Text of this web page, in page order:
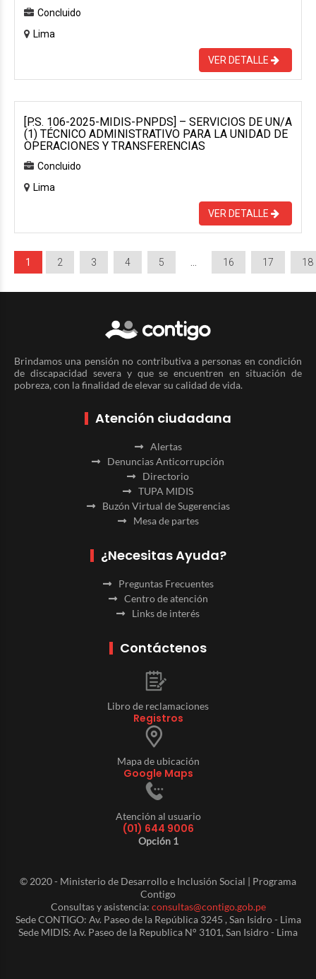
Concluido
Lima
VER DETALLE
[P.S. 106-2025-MIDIS-PNPDS] – SERVICIOS DE UN/A
(1) TÉCNICO ADMINISTRATIVO PARA LA UNIDAD DE
OPERACIONES Y TRANSFERENCIAS
Concluido
Lima
VER DETALLE
1 2 3 4 5 16 17 18
Brindamos una pensión no contributiva a personas en condición
de discapacidad severa y que se encuentren en situación de
pobreza, con la finalidad de elevar su calidad de vida.
Atención ciudadana
Alertas
Denuncias Anticorrupción
Directorio
TUPA MIDIS
Buzón Virtual de Sugerencias
Mesa de partes
¿Necesitas Ayuda?
Preguntas Frecuentes
Centro de atención
Links de interés
Contáctenos
Libro de reclamaciones
Registros
Mapa de ubicación
Google Maps
Atención al usuario
(01) 644 9006
Opción 1
© 2020 - Ministerio de Desarrollo e Inclusión Social | Programa
Contigo
Consultas y asistencia: consultas@contigo.gob.pe
Sede CONTIGO: Av. Paseo de la República 3245 , San Isidro - Lima
Sede MIDIS: Av. Paseo de la Republica N° 3101, San Isidro - Lima